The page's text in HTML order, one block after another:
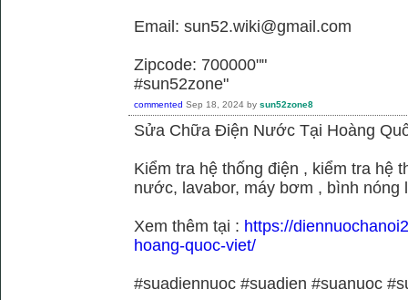
Email: sun52.wiki@gmail.com
Zipcode: 700000""
#sun52zone"
commented Sep 18, 2024 by sun52zone8
Sửa Chữa Điện Nước Tại Hoàng
Kiểm tra hệ thống điện , kiểm tra hệ
nước, lavabor, máy bơm , bình nóng
Xem thêm tại : https://
hoang-quoc-viet/
#suadiennuoc #suadien #suanuoc